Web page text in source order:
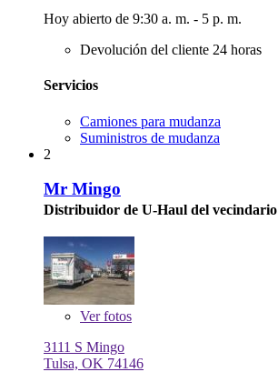
Hoy abierto de 9:30 a. m. - 5 p. m.
Devolución del cliente 24 horas
Servicios
Camiones para mudanza
Suministros de mudanza
2
Mr Mingo
Distribuidor de U-Haul del vecindario
Verfotos
3111 S Mingo
Tulsa, OK 74146